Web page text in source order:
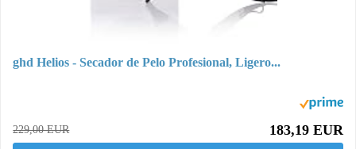
ghd Helios - Secador de Pelo Profesional, Ligero...
229,00 EUR 183,19 EUR